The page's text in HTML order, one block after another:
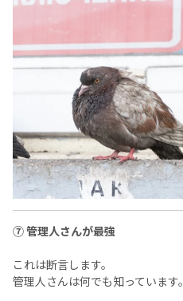
⑦ 管理人さんが最強
これは断言します。
管理人さんは何でも知っています。